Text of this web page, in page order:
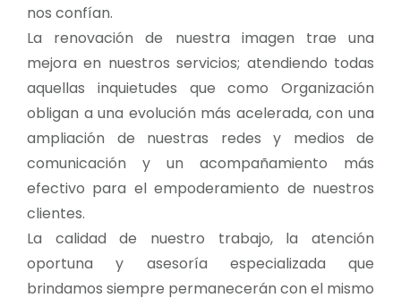
nos confían.
La renovación de nuestra imagen trae una
mejora en nuestros servicios; atendiendo todas
aquellas inquietudes que como Organización
obligan a una evolución más acelerada, con una
ampliación de nuestras redes y medios de
comunicación y un acompañamiento más
efectivo para el empoderamiento de nuestros
clientes.
La calidad de nuestro trabajo, la atención
oportuna y asesoría especializada que
brindamos siempre permanecerán con el mismo